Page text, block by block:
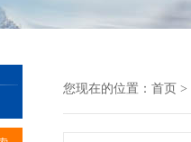
您现在的位置： 首页 >